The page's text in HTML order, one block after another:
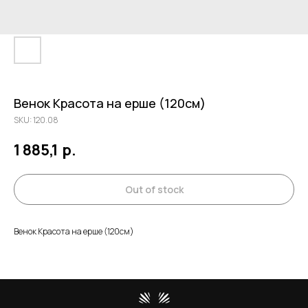
Венок Красота на ерше (120см)
SKU:120.08
1 885,1 р.
Out of stock
Венок Красота на ерше (120см)